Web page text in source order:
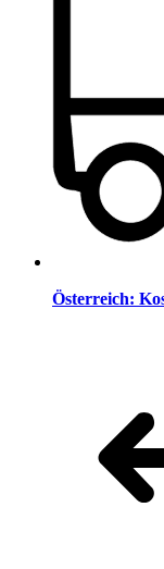
Österreich: